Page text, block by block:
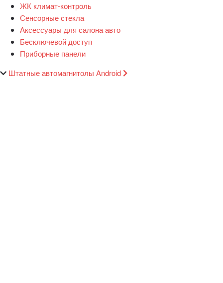
ЖК климат-контроль
Сенсорные стекла
Аксессуары для салона авто
Бесключевой доступ
Приборные панели
Штатные автомагнитолы Android